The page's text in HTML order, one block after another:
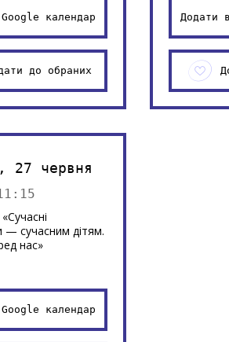
календар
до обраних
Додати
27 червня
— сучасним дітям.
нас»
календар